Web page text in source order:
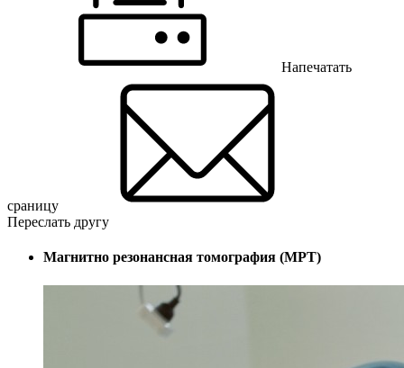
Напечатать
сраницу
Переслать другу
Магнитно резонансная томография (МРТ)